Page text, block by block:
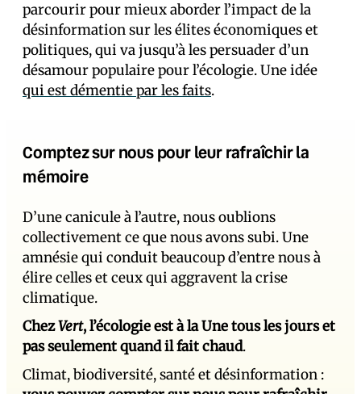
parcourir pour mieux aborder l’impact de la
désinformation sur les élites économiques et
politiques, qui va jusqu’à les persuader d’un
désamour populaire pour l’écologie. Une idée
qui est démentie par les faits.
Comptez sur nous pour leur rafraîchir la
mémoire
D’une canicule à l’autre, nous oublions
collectivement ce que nous avons subi. Une
amnésie qui conduit beaucoup d’entre nous à
élire celles et ceux qui aggravent la crise
climatique.
ChezVert, l’écologie est à la Une tous les jours et
pas seulement quand il fait chaud.
Climat, biodiversité, santé et désinformation :